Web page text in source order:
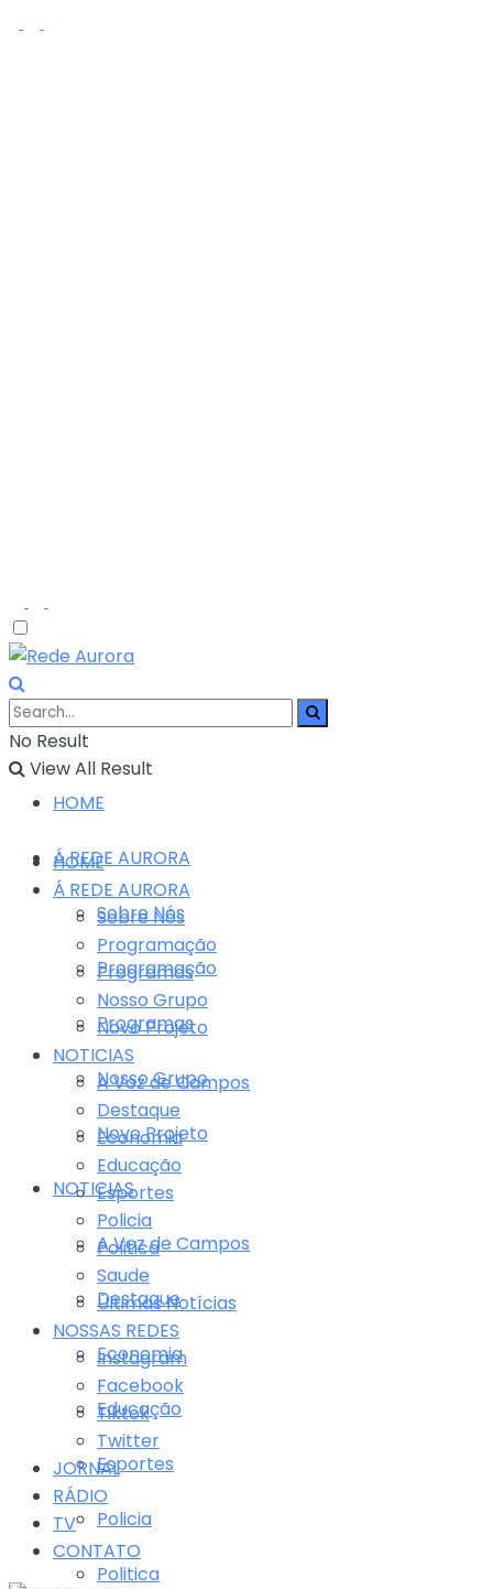
No Result
View All Result
HOME
Á REDE AURORA
Sobre Nós
Programação
Programas
Nosso Grupo
Novo Projeto
NOTICIAS
A Voz de Campos
Destaque
Economia
Educação
Esportes
Policia
Politica
HOME
Á REDE AURORA
Sobre Nós
Programação
Programas
Nosso Grupo
Novo Projeto
NOTICIAS
A Voz de Campos
Destaque
Economia
Educação
Esportes
Policia
Politica
Saude
Últimas Notícias
NOSSAS REDES
Instagram
Facebook
Tiktok
Twitter
JORNAL
RÁDIO
TV
CONTATO